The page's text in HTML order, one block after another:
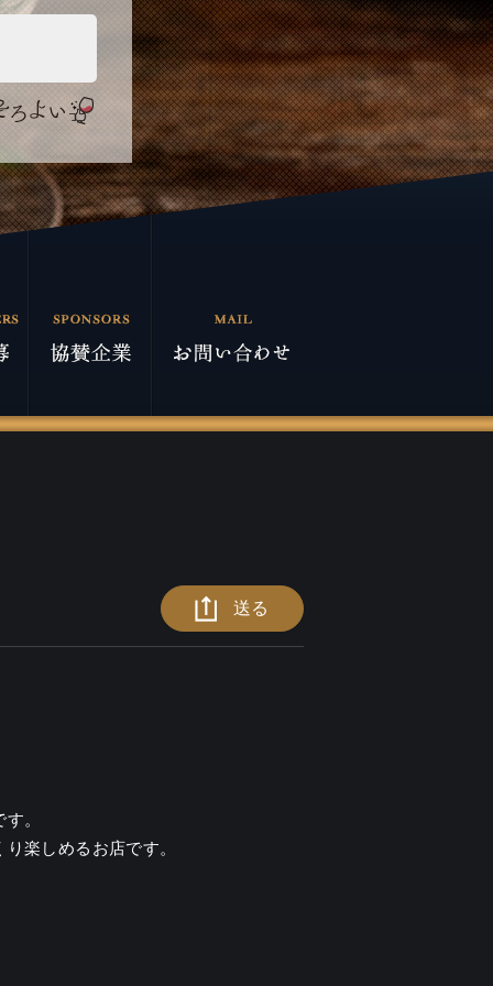
送る
。
楽しめるお店です。